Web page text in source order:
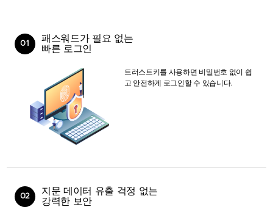
01
패스워드가 필요 없는
빠른 로그인
트러스트키를 사용하면 비밀번호 없이 쉽
고 안전하게 로그인할 수 있습니다.
02
지문 데이터 유출 걱정 없는
강력한 보안